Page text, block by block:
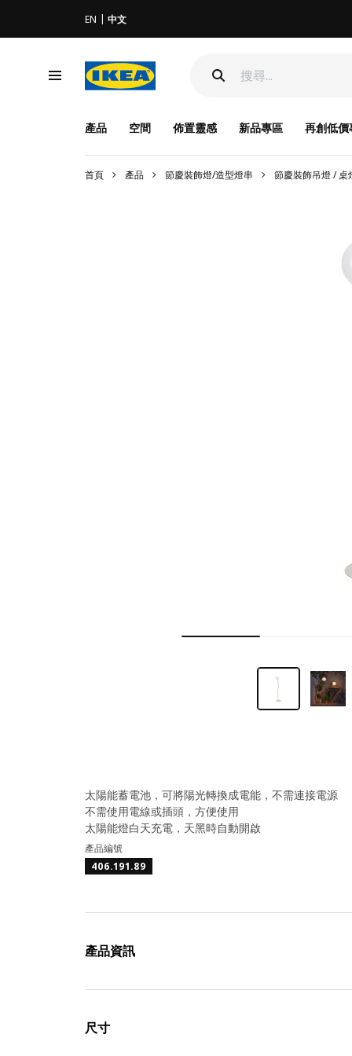
EN 中文
產品 空間 佈置靈感 新品專區 再創低價
首頁 產品 節慶裝飾燈/造型燈串 節慶裝飾吊燈 / 桌
太陽能蓄電池，可將陽光轉換成電能，不需連接電源
不需使用電線或插頭，方便使用
太陽能燈白天充電，天黑時自動開啟
產品編號
406.191.89
產品資訊
尺寸